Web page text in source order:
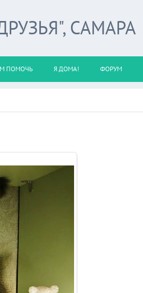
САМАРА
ПОМОЧЬ Я ДОМА! ФОРУМ